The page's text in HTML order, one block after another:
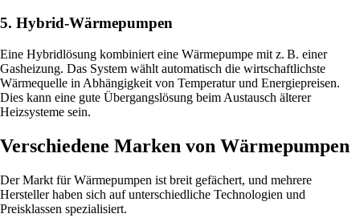
5. Hybrid-Wärmepumpen
Eine Hybridlösung kombiniert eine Wärmepumpe mit z. B. einer
Gasheizung. Das System wählt automatisch die wirtschaftlichste
Wärmequelle in Abhängigkeit von Temperatur und Energiepreisen.
Dies kann eine gute Übergangslösung beim Austausch älterer
Heizsysteme sein.
Verschiedene Marken von Wärmepumpen
Der Markt für Wärmepumpen ist breit gefächert, und mehrere
Hersteller haben sich auf unterschiedliche Technologien und
Preisklassen spezialisiert.